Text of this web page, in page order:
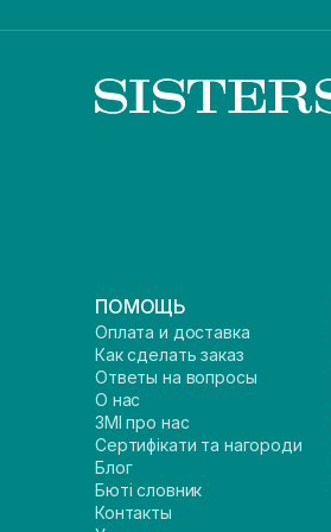
ПОМОЩЬ
Оплата и доставка
Как сделать заказ
Ответы на вопросы
О нас
ЗМІ про нас
Сертифікати та нагороди
Блог
Бюті словник
Контакты